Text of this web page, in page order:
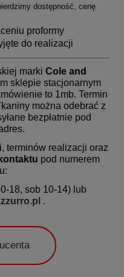
dostępność, cenę
proformy
do realizacji
marki Cole and
sklepie stacjonarnym
to 1mb. Termin
można odebrać z
bezpłatnie pod
terminów realizacji oraz
pod numerem
18, sob 10-14) lub
.